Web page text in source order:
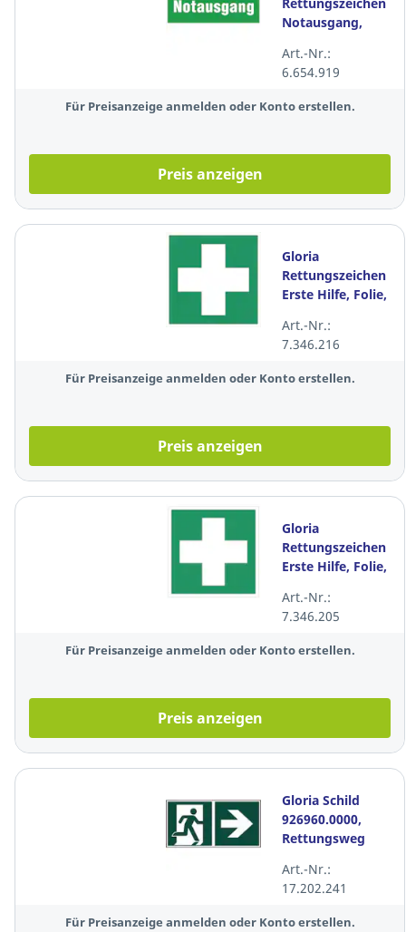
Notausgang,
nachleuchtend,
grün/weiß
Art.-Nr.:
6.654.919
Für Preisanzeige anmelden oder Konto erstellen.
Preis anzeigen
Gloria
Rettungszeichen
Erste Hilfe, Folie,
nachleuchtend
20 x 20cm,
gn/we
Art.-Nr.:
7.346.216
Für Preisanzeige anmelden oder Konto erstellen.
Preis anzeigen
Gloria
Rettungszeichen
Erste Hilfe, Folie,
grün/weiß
Art.-Nr.:
7.346.205
Für Preisanzeige anmelden oder Konto erstellen.
Preis anzeigen
Gloria Schild
926960.0000,
Rettungsweg
300x150mm,
grün/weiß
Art.-Nr.:
17.202.241
Für Preisanzeige anmelden oder Konto erstellen.